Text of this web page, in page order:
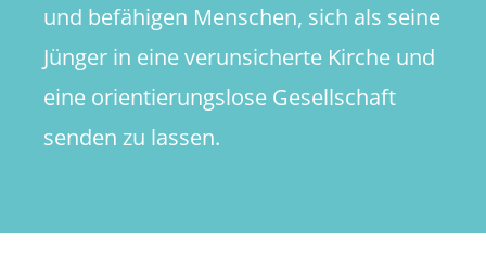
und befähigen Menschen, sich als seine
Jünger in eine verunsicherte Kirche und
eine orientierungslose Gesellschaft
senden zu lassen.